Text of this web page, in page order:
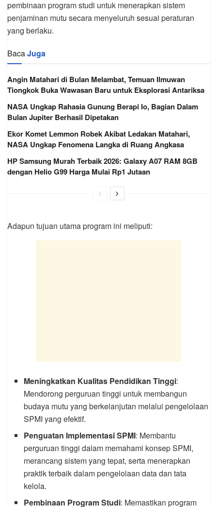
pembinaan program studi untuk menerapkan sistem
penjaminan mutu secara menyeluruh sesuai peraturan
yang berlaku.
BacaJuga
Angin Matahari di Bulan Melambat, Temuan Ilmuwan
Tiongkok Buka Wawasan Baru untuk Eksplorasi Antariksa
NASA Ungkap Rahasia Gunung Berapi Io, Bagian Dalam
Bulan Jupiter Berhasil Dipetakan
Ekor Komet Lemmon Robek Akibat Ledakan Matahari,
NASA Ungkap Fenomena Langka di Ruang Angkasa
HP Samsung Murah Terbaik 2026: Galaxy A07 RAM 8GB
dengan Helio G99 Harga Mulai Rp1 Jutaan
Adapun tujuan utama program ini meliputi:
Meningkatkan Kualitas Pendidikan Tinggi:
Mendorong perguruan tinggi untuk membangun
budaya mutu yang berkelanjutan melalui pengelolaan
SPMI yang efektif.
Penguatan Implementasi SPMI: Membantu
perguruan tinggi dalam memahami konsep SPMI,
merancang sistem yang tepat, serta menerapkan
praktik terbaik dalam pengelolaan data dan tata
kelola.
Pembinaan Program Studi: Memastikan program